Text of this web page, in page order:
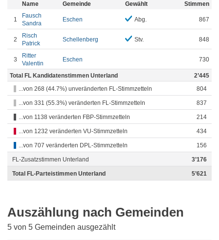
Name Gemeinde Gewählt Stimmen
1
Fausch
Sandra
Eschen Abg. 867
2
Risch
Patrick
Schellenberg Stv. 848
3
Ritter
Valentin
Eschen 730
Total FL Kandidatenstimmen Unterland
2’445
...von 268 (44.7%) unveränderten FL-Stimmzetteln
804
...von 331 (55.3%) veränderten FL-Stimmzetteln 837
...von 1138 veränderten FBP-Stimmzetteln 214
...von 1232 veränderten VU-Stimmzetteln 434
...von 707 veränderten DPL-Stimmzetteln 156
FL-Zusatzstimmen Unterland 3’176
Total FL-Parteistimmen Unterland 5’621
Auszählung nach Gemeinden
5 von 5 Gemeinden ausgezählt